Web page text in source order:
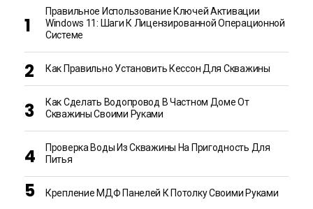
Правильное Использование Ключей Активации
Windows 11: Шаги К Лицензированной Операционной
Системе
Как Правильно Установить Кессон Для Скважины
Как Сделать Водопровод В Частном Доме От
Скважины Своими Руками
Проверка Воды Из Скважины На Пригодность Для
Питья
Крепление МДФ Панелей К Потолку Своими Руками